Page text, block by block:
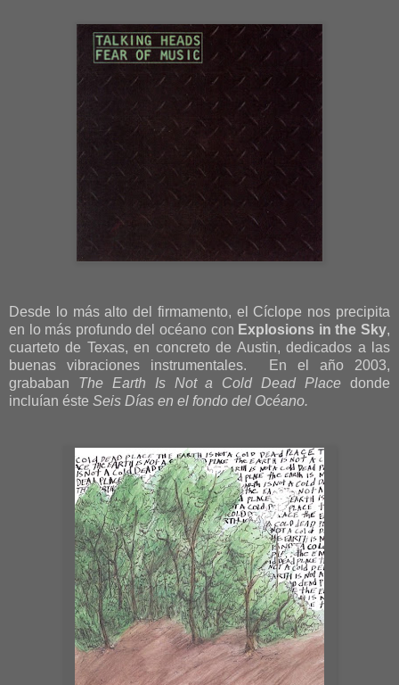
Desde lo más alto del firmamento, el Cíclope nos precipita
en lo más profundo del océano con Explosions in the Sky,
cuarteto de Texas, en concreto de Austin, dedicados a las
buenas vibraciones instrumentales. En el año 2003,
grababan The Earth Is Not a Cold Dead Place donde
incluían éste Seis Días en el fondo del Océano.